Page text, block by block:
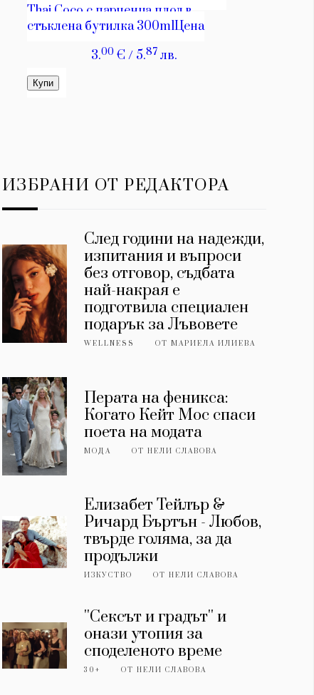
ИЗБРАНИ ОТ РЕДАКТОРА
След години на надежди,
изпитания и въпроси
без отговор, съдбата
най-накрая е
подготвила специален
подарък за Лъвовете
WELLNESS ОТМАРИЕЛА ИЛИЕВА
Перата на феникса:
Когато Кейт Мос спаси
поета на модата
МОДА ОТНЕЛИ СЛАВОВА
Елизабет Тейлър &
Ричард Бъртън - Любов,
твърде голяма, за да
продължи
ИЗКУСТВО ОТНЕЛИ СЛАВОВА
''Сексът и градът'' и
онази утопия за
споделеното време
30+ ОТНЕЛИ СЛАВОВА